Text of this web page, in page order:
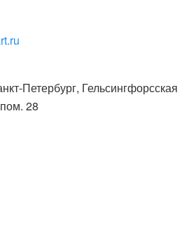
Петербург, Гельсингфорсская
28